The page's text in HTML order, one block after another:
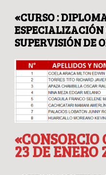
«CURSO :
SUPERVISIÓN DE
«CONSORCIO
23 DE ENERO